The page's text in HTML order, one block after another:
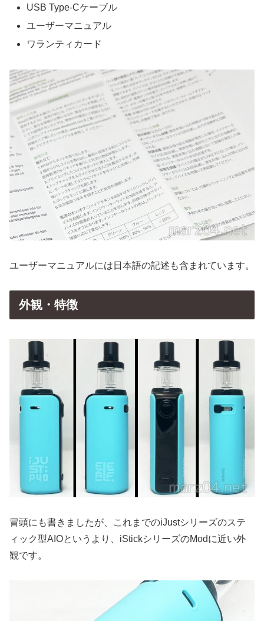
USB Type-Cケーブル
ユーザーマニュアル
ワランティカード
ユーザーマニュアルには日本語の記述も含まれています。
外観・特徴
冒頭にも書きましたが、これまでのiJustシリーズのステ
ィック型AIOというより、iStickシリーズのModに近い外
観です。